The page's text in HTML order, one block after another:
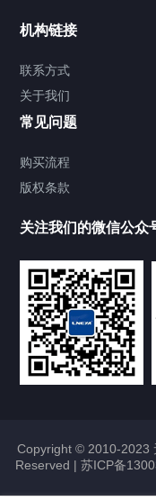
TCU温度控制单元
Chiller气体控温系统
Chamber试验箱
FREEZER低温箱
VOCs冷凝回收装置
机构链接
联系方式
关于我们
常见问题
购买流程
版权条款
关注我们的微信公众
Copyright © 2010-2023
Reserved | 苏ICP备